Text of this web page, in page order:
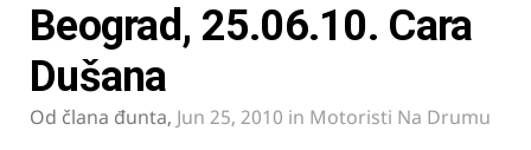
Beograd, 25.06.10. Cara
Dušana
Od člana đunta, Jun 25, 2010 in Motoristi Na Drumu